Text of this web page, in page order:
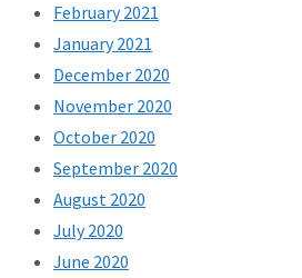
February 2021
January 2021
December 2020
November 2020
October 2020
September 2020
August 2020
July 2020
June 2020